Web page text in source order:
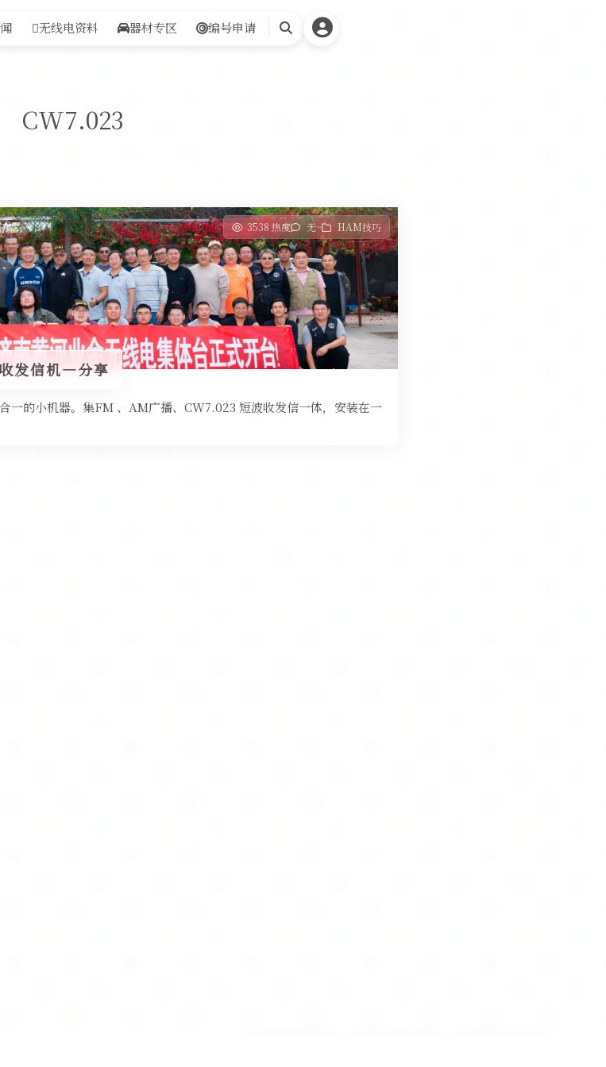
无线电资料 器材专区 编号申请
搜
CW7.023
3538 热度 无~ HAM技巧
发信机—分享
一的小机器。集FM 、AM广播、CW7.023 短波收发信一体，安装在一